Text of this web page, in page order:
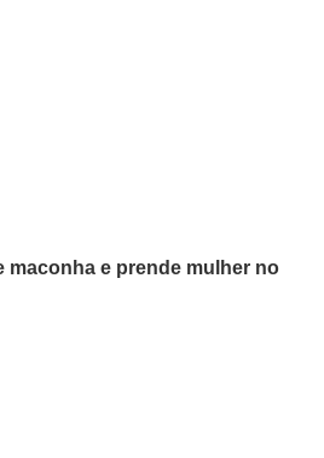
maconha e prende mulher no